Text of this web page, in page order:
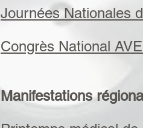
Journées Nationales
Congrès National
Manifestations